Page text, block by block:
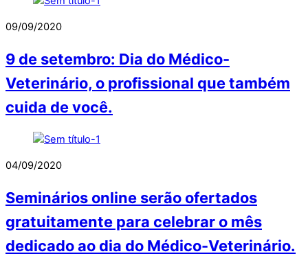
09/09/2020
9 de setembro: Dia do Médico-
Veterinário, o profissional que também
cuida de você.
04/09/2020
Seminários online serão ofertados
gratuitamente para celebrar o mês
dedicado ao dia do Médico-Veterinário.